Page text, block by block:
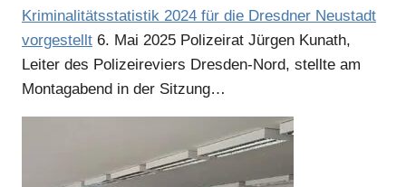
Kriminalitätsstatistik 2024 für die Dresdner Neustadt
vorgestellt 6. Mai 2025 Polizeirat Jürgen Kunath,
Leiter des Polizeireviers Dresden-Nord, stellte am
Montagabend in der Sitzung…